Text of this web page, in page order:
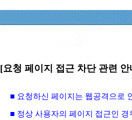
[요청 페이지 접근 차단 관련 안
■ 요청하신 페이지는 웹공격으로
■ 정상 사용자의 페이지 접근인